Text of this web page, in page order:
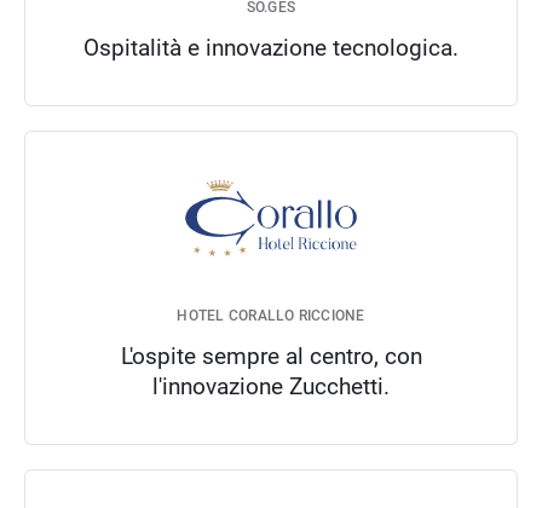
SO.GES
Ospitalità e innovazione tecnologica.
HOTEL CORALLO RICCIONE
L'ospite sempre al centro, con
l'innovazione Zucchetti.